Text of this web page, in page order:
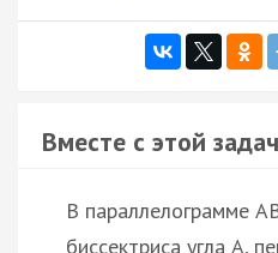
Вместе с этой
В параллелограмме
биссектриса угла A,